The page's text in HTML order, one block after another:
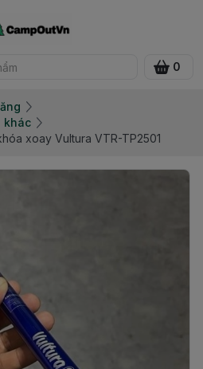
0
khác
xoay Vultura VTR-TP2501